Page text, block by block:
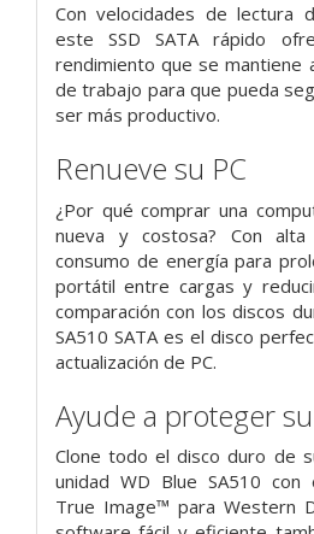
Con velocidades de lectura
este SSD SATA rápido
rendimiento que se mantiene
de trabajo para que pueda
ser más productivo.
Renueve su PC
¿Por qué comprar una
nueva y costosa? Con
consumo de energía para
portátil entre cargas y
comparación con los discos
SA510 SATA es el disco
actualización de PC.
Ayude a proteger
Clone todo el disco duro de
unidad WD Blue SA510
True Image™ para Western